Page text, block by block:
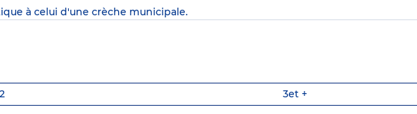
à celui d'une crèche municipale.
2 3et +